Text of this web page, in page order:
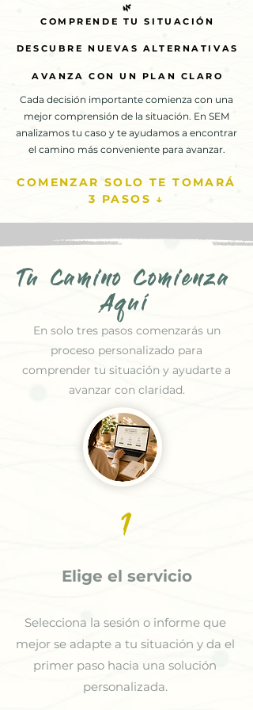
🌿
COMPRENDE TU SITUACIÓN
DESCUBRE NUEVAS ALTERNATIVAS
AVANZA CON UN PLAN CLARO
🌿
COMPRENDE TU SITUACIÓN
DESCUBRE NUEVAS ALTERNATIVAS
AVANZA CON UN PLAN CLARO
Cada decisión importante comienza con una
mejor comprensión de la situación. En SEM
analizamos tu caso y te ayudamos a encontrar
el camino más conveniente para avanzar.
COMENZAR SOLO TE TOMARÁ
3 PASOS ↓
Tu Camino Comienza
Aquí
En solo tres pasos comenzarás un
proceso personalizado para
comprender tu situación y ayudarte a
avanzar con claridad.
1
Elige el servicio
Selecciona la sesión o informe que
mejor se adapte a tu situación y da el
primer paso hacia una solución
personalizada.